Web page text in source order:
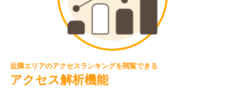
近隣エリアのアクセスランキングを閲覧できる
アクセス解析機能